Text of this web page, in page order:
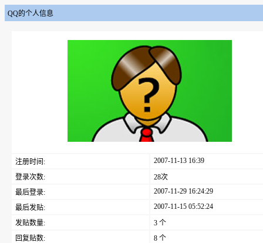
QQ的个人信息
注册时间:
2007-11-13 16:39
登录次数:
28次
最后登录:
2007-11-29 16:24:29
最后发贴:
2007-11-15 05:52:24
发贴数量:
3 个
回复贴数:
8 个